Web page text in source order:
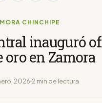
CHINCHIPE
inauguró
oro en Zamora
2026 2 min de lectura